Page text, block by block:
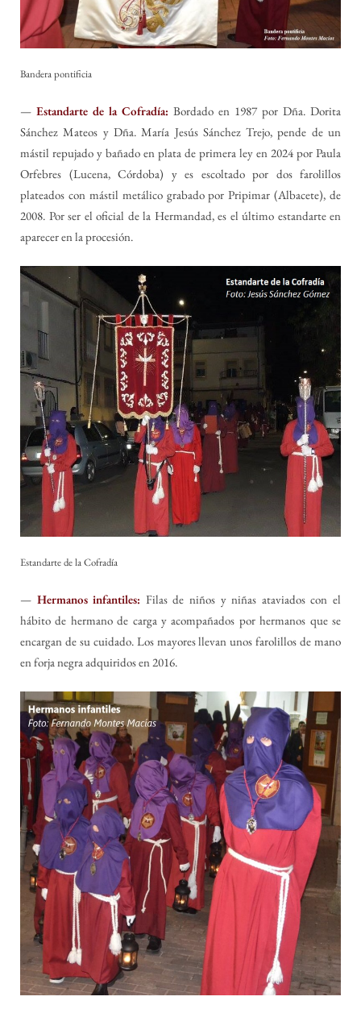
Bandera pontificia
— Estandarte de la Cofradía: Bordado en 1987 por Dña. Dorita
Sánchez Mateos y Dña. María Jesús Sánchez Trejo, pende de un
mástil repujado y bañado en plata de primera ley en 2024 por Paula
Orfebres (Lucena, Córdoba) y es escoltado por dos farolillos
plateados con mástil metálico grabado por Pripimar (Albacete), de
2008. Por ser el oficial de la Hermandad, es el último estandarte en
aparecer en la procesión.
Estandarte de la Cofradía
— Hermanos infantiles: Filas de niños y niñas ataviados con el
hábito de hermano de carga y acompañados por hermanos que se
encargan de su cuidado. Los mayores llevan unos farolillos de mano
en forja negra adquiridos en 2016.